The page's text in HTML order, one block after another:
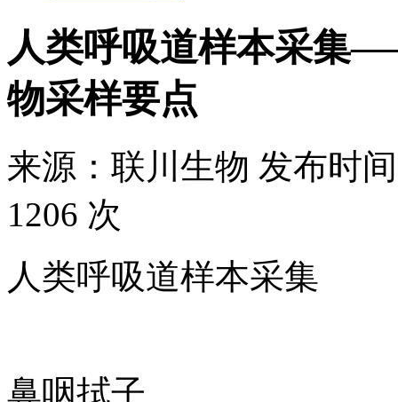
人类呼吸道样本采集
物采样要点
来源： 联川生物 发布时
1206 次
人类呼吸道样本采集
鼻咽拭子